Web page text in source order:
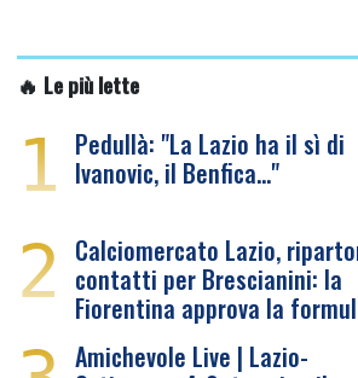
🔥 Le più lette
1 Pedullà: "La Lazio ha il sì di
Ivanovic, il Benfica…"
2 Calciomercato Lazio,
contatti per Brescianini: la
Fiorentina approva la
Amichevole Live | Lazio-